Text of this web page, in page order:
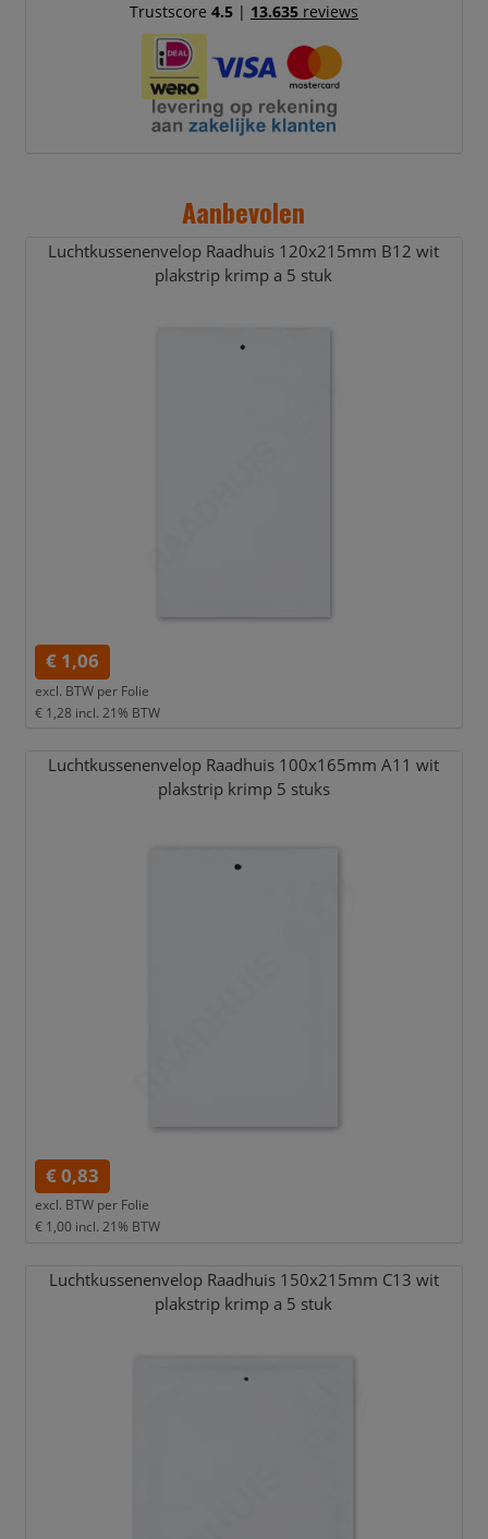
Trustscore 4.5| 13.635reviews
Aanbevolen
Luchtkussenenvelop Raadhuis 120x215mm B12 wit
plakstrip krimp a 5 stuk
€ 1,06
excl. BTW per Folie
€ 1,28 incl. 21% BTW
Luchtkussenenvelop Raadhuis 100x165mm A11 wit
plakstrip krimp 5 stuks
€ 0,83
excl. BTW per Folie
€ 1,00 incl. 21% BTW
Luchtkussenenvelop Raadhuis 150x215mm C13 wit
plakstrip krimp a 5 stuk